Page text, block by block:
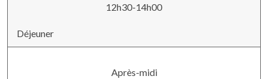
12h30-14h00
Déjeuner
Après-midi